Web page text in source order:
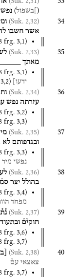
( ]בשפול)
34
(Suk. 2,32)
אשר חשבו
frg. 3,1)
35
(Suk. 2,33)
מאתך
frg. 3,1)
ידעו]
,2)
36
(Suk. 2,34)
עזרתה נפש
frg. 3,2)
frg. 3,3)
37
(Suk. 2,35)
ובגדפותם לא
frg. 3,3)
נפשי מיד
38
(Suk. 2,36)
בהולל יצר
frg. 3,4)
מפחד
39
(Suk. 2,37)
חוקי֯ם֯
frg. 3,6)
frg. 3,7)
40
(Suk. 2,38) ב
צאצאי עם֯
frg. 3,7)